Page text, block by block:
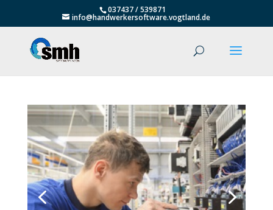
037437 / 539871
info@handwerkersoftware.vogtland.de